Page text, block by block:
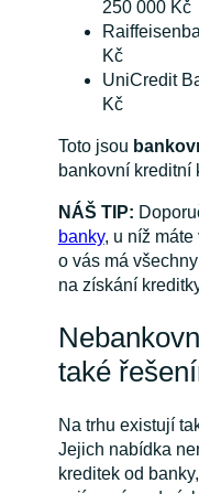
250 000 Kč
Kč
UniCredit
Kč
Toto jsou
bankovní kreditní
NÁŠ TIP:
banky, u níž máte
o vás má
na získání
také
Na trhu existují
Jejich nabídka
kreditek od